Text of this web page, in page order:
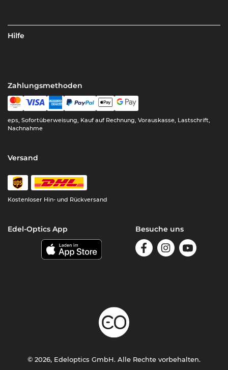
Hilfe
Zahlungsmethoden
eps, Sofortüberweisung, Kauf auf Rechnung, Vorauskasse, Lastschrift,
Nachnahme
Versand
Kostenloser Hin- und Rückversand
Edel-Optics App Besuche uns
© 2026, Edeloptics GmbH. Alle Rechte vorbehalten.